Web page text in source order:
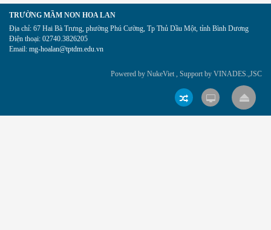
TRƯỜNG MẦM NON HOA LAN
Địa chỉ: 67 Hai Bà Trưng, phường Phú Cường, Tp Thủ Dầu Một, tỉnh Bình Dương
Điện thoại: 02740.3826205
Email: mg-hoalan@tptdm.edu.vn
Powered by NukeViet , Support by VINADES.,JSC